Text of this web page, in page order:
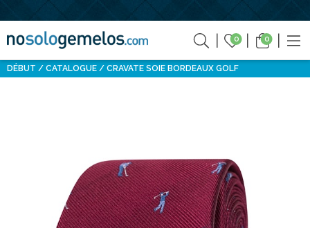
0 0
DÉBUT CATALOGUE CRAVATE SOIE BORDEAUX GOLF